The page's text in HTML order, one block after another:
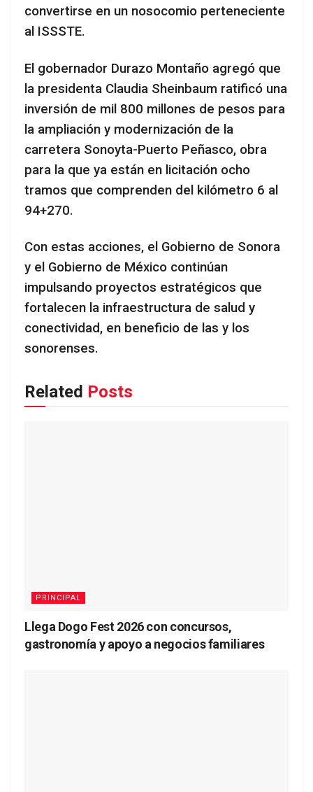
convertirse en un nosocomio perteneciente
al ISSSTE.
El gobernador Durazo Montaño agregó que
la presidenta Claudia Sheinbaum ratificó una
inversión de mil 800 millones de pesos para
la ampliación y modernización de la
carretera Sonoyta-Puerto Peñasco, obra
para la que ya están en licitación ocho
tramos que comprenden del kilómetro 6 al
94+270.
Con estas acciones, el Gobierno de Sonora
y el Gobierno de México continúan
impulsando proyectos estratégicos que
fortalecen la infraestructura de salud y
conectividad, en beneficio de las y los
sonorenses.
Related Posts
PRINCIPAL
Llega Dogo Fest 2026 con concursos,
gastronomía y apoyo a negocios familiares